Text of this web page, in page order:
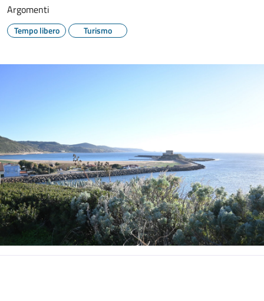
Argomenti
Tempo libero Turismo